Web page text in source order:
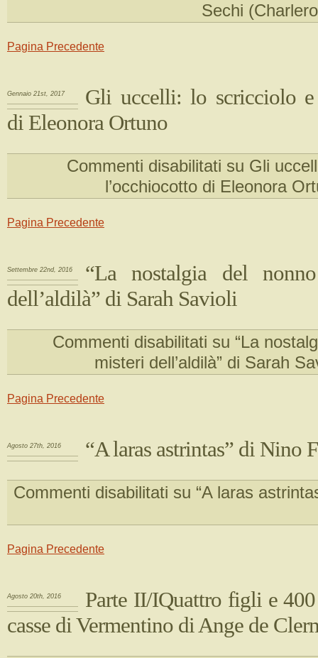
Sechi
Pagina Precedente
Gennaio 21st, 2017
Gli uccelli: lo scricciolo e
di Eleonora Ortuno
Commenti disabilitati su Gli
l’occhiocotto di Eleonora
Pagina Precedente
Settembre 22nd, 2016
“La nostalgia del
dell’aldilà” di Sarah Savioli
Commenti disabilitati su “La
misteri dell’aldilà” di Sarah
Pagina Precedente
Agosto 27th, 2016 “A laras astrintas” di Nino
Commenti disabilitati su “A laras
Pagina Precedente
Agosto 20th, 2016
Parte II/IQuattro figli e
casse di Vermentino di Ange de